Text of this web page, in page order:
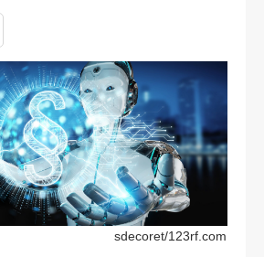
sdecoret/123rf.com